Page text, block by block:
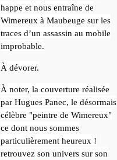
happe et nous entraîne de
Wimereux à Maubeuge sur les
traces d’un assassin au mobile
improbable.
À dévorer.
À noter, la couverture réalisée
par Hugues Panec, le désormais
célèbre "peintre de Wimereux"
ce dont nous sommes
particulièrement heureux !
retrouvez son univers sur son